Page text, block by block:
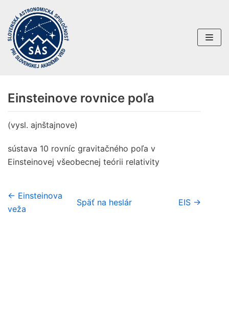
Preskočiť
na
obsah
Einsteinove rovnice poľa
(vysl. ajnštajnove)
sústava 10 rovníc gravitačného poľa v
Einsteinovej všeobecnej teórii relativity
← Einsteinova
veža
Späť na heslár EIS →